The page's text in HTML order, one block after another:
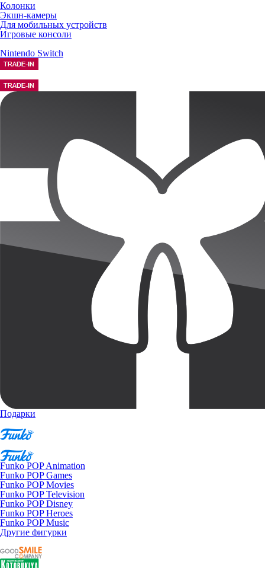
Колонки
Экшн-камеры
Для мобильных устройств
Игровые консоли
Nintendo Switch
Подарки
Funko POP Animation
Funko POP Games
Funko POP Movies
Funko POP Television
Funko POP Disney
Funko POP Heroes
Funko POP Music
Другие фигурки